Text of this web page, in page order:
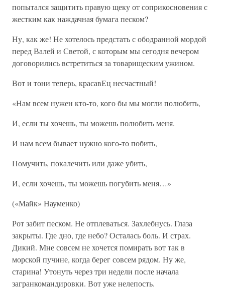
попытался защитить правую щеку от соприкосновения с
жестким как наждачная бумага песком?
Ну, как же! Не хотелось предстать с ободранной мордой
перед Валей и Светой, с которым мы сегодня вечером
договорились встретиться за товарищеским ужином.
Вот и тони теперь, красавЕц несчастный!
«Нам всем нужен кто-то, кого бы мы могли полюбить,
И, если ты хочешь, ты можешь полюбить меня.
И нам всем бывает нужно кого-то побить,
Помучить, покалечить или даже убить,
И, если хочешь, ты можешь погубить меня…»
(«Майк» Науменко)
Рот забит песком. Не отплеваться. Захлебнусь. Глаза
закрыты. Где дно, где небо? Осталась боль. И страх.
Дикий. Мне совсем не хочется помирать вот так в
морской пучине, когда берег совсем рядом. Ну же,
старина! Утонуть через три недели после начала
загранкомандировки. Вот уже нелепость.